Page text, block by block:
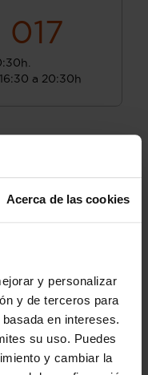
Acerca de las cookies
y personalizar
y de terceros para
en intereses.
su uso. Puedes
y cambiar la
a 20:30h